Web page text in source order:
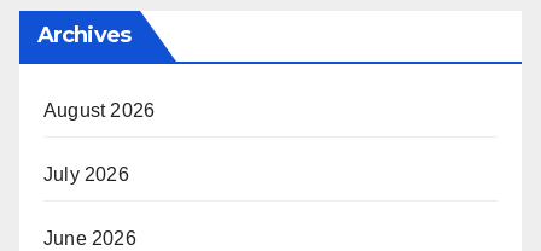
Archives
August 2026
July 2026
June 2026